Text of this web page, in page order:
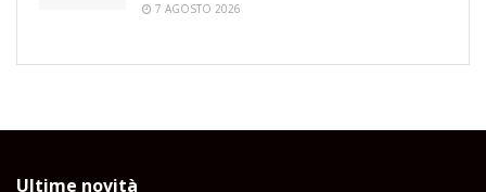
7 AGOSTO 2026
Ultime novità